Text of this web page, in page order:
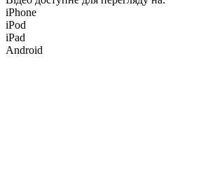
iPhone
iPod
iPad
Android